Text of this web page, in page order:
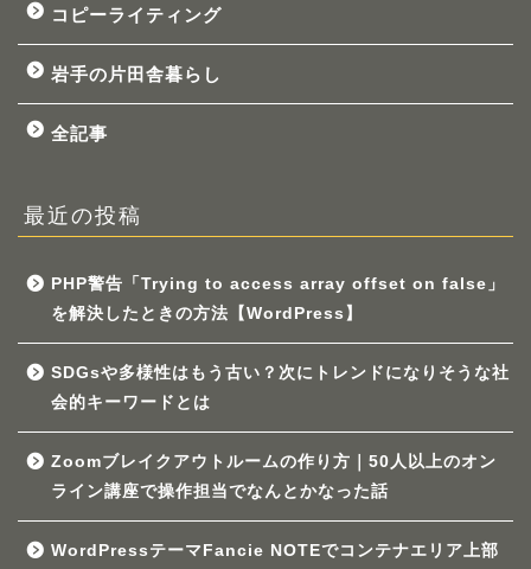
コピーライティング
岩手の片田舎暮らし
全記事
最近の投稿
PHP警告「Trying to access array offset on false」
を解決したときの方法【WordPress】
SDGsや多様性はもう古い？次にトレンドになりそうな社
会的キーワードとは
Zoomブレイクアウトルームの作り方｜50人以上のオン
ライン講座で操作担当でなんとかなった話
WordPressテーマFancie NOTEでコンテナエリア上部